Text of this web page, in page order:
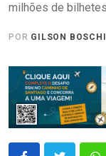
milhões de
POR GILSON